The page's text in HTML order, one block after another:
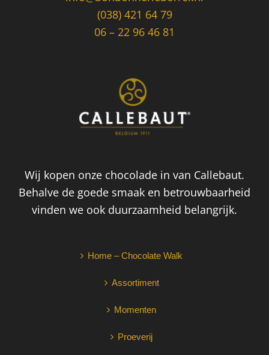
(038) 421 64 79
06 – 22 96 46 81
Wij kopen onze chocolade in van Callebaut.
Behalve de goede smaak en betrouwbaarheid
vinden we ook duurzaamheid belangrijk.
Home – Chocolate Walk
Assortiment
Momenten
Proeverij